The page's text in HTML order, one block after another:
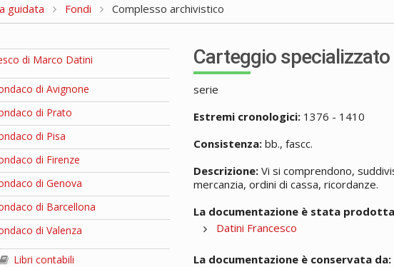
guidata Fondi Complesso archivistico
di Marco Datini
di Avignone
di Prato
di Pisa
di Firenze
di Genova
di Barcellona
di Valenza
Libri contabili
Carteggio specializzato
serie
Estremi cronologici: 1376 - 1410
Consistenza: bb., fascc.
Descrizione: Vi si comprendono,
mercanzia, ordini di cassa, ricordanze.
La documentazione è stata
Datini Francesco
La documentazione è conservata da: